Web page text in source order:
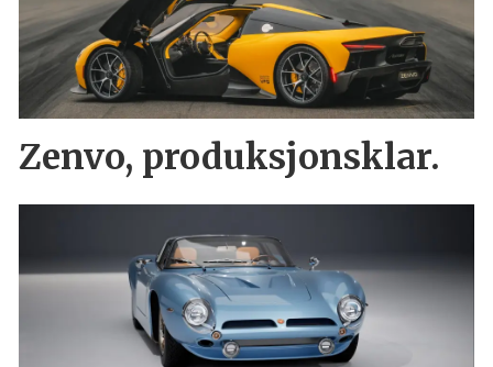
Zenvo, produksjonsklar.